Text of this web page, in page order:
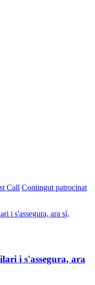
Call Contingut patrocinat
i s'assegura, ara